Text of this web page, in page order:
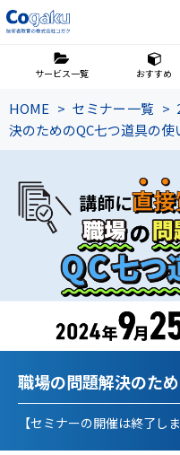
サービス一覧 おすすめ
HOME セミナー一覧
決のためのQC七つ道具の使
職場の問題解決のた
【セミナーの開催は終了しま